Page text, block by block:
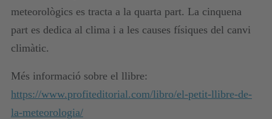
meteorològics es tracta a la quarta part. La cinquena
part es dedica al clima i a les causes físiques del canvi
climàtic.
Més informació sobre el llibre:
https://www.profiteditorial.com/libro/el-petit-llibre-de-
la-meteorologia/